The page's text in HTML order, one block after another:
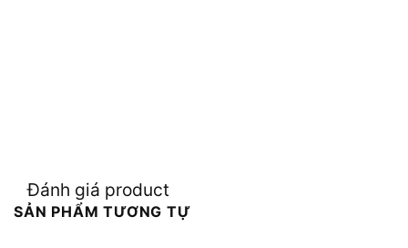
Đánh giá product
SẢN PHẨM TƯƠNG TỰ